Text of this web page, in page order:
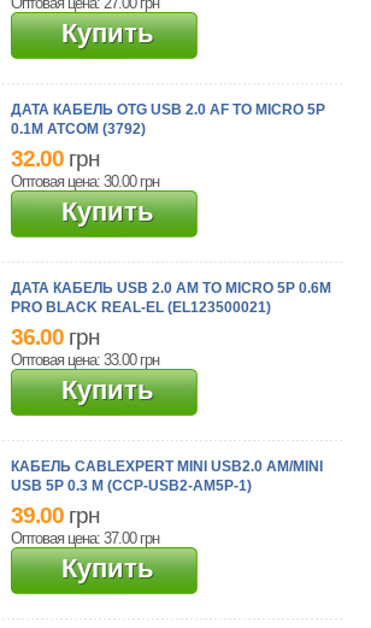
1.2м (109) 1.5м (98)
3.0м (251) 5.0м (37)
20.0м (5) 30.0м (3)
Купить
ДАТА КАБЕЛЬ OTG USB 2.0 AF TO MICRO 5P
0.1M ATCOM (3792)
32.00 грн
Оптовая цена: 30.00 грн
Купить
ДАТА КАБЕЛЬ USB 2.0 AM TO MICRO 5P 0.6M
PRO BLACK REAL-EL (EL123500021)
36.00 грн
Оптовая цена: 33.00 грн
Купить
КАБЕЛЬ CABLEXPERT MINI USB2.0 AM/MINI
USB 5P 0.3 М (CCP-USB2-AM5P-1)
39.00 грн
Оптовая цена: 37.00 грн
Купить